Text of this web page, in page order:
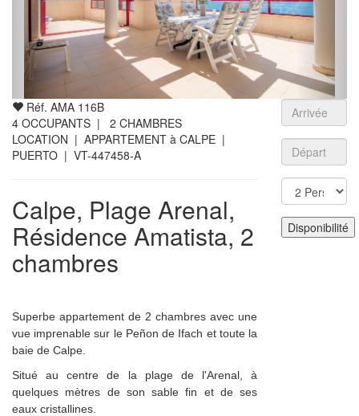
Réf. AMA 116B
4 OCCUPANTS | 2 CHAMBRES
LOCATION | APPARTEMENT à CALPE |
PUERTO | VT-447458-A
Calpe, Plage Arenal,
Résidence Amatista, 2
chambres
Superbe appartement de 2 chambres avec une
vue imprenable sur le Peñon de Ifach et toute la
baie de Calpe.
Situé au centre de la plage de l'Arenal, à
quelques mètres de son sable fin et de ses
eaux cristallines.